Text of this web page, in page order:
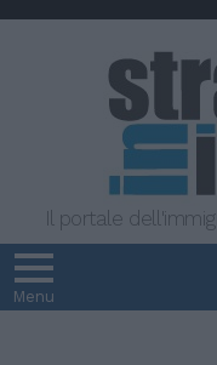
Il portale
Menu